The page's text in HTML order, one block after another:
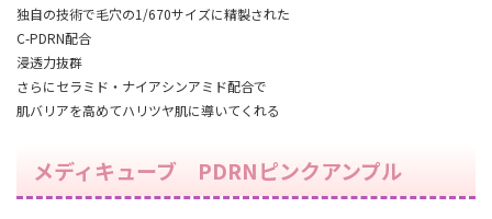
独自の技術で毛穴の1/670サイズに精製された
C-PDRN配合
浸透力抜群
さらにセラミド・ナイアシンアミド配合で
肌バリアを高めてハリツヤ肌に導いてくれる
メディキューブ PDRNピンクアンプル